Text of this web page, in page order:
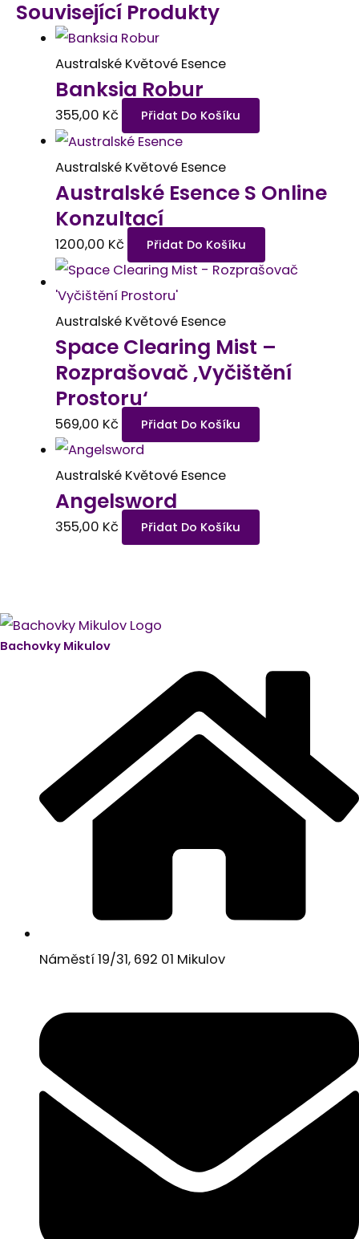
Související Produkty
Australské Květové Esence
Banksia Robur
355,00 Kč Přidat Do Košíku
Australské Květové Esence
Australské Esence S Online
Konzultací
1200,00 Kč Přidat Do Košíku
Australské Květové Esence
Space Clearing Mist –
Rozprašovač ‚Vyčištění
Prostoru‘
569,00 Kč Přidat Do Košíku
Australské Květové Esence
Angelsword
355,00 Kč Přidat Do Košíku
Bachovky Mikulov
Náměstí 19/31, 692 01 Mikulov